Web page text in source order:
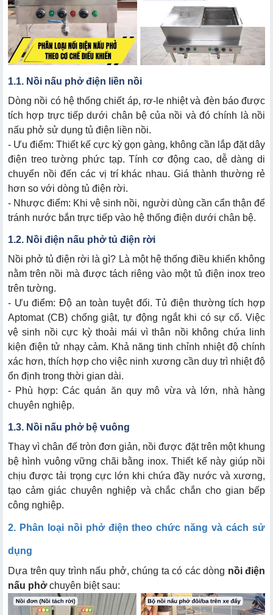
1.1. Nồi nấu phở điện liền nồi
Dòng nồi có hệ thống chiết áp, rơ-le nhiệt và đèn báo được
tích hợp trực tiếp dưới chân bệ của nồi và đó chính là nồi
nấu phở sử dụng tủ điện liền nồi.
- Ưu điểm: Thiết kế cực kỳ gọn gàng, không cần lắp đặt dây
điện treo tường phức tạp. Tính cơ động cao, dễ dàng di
chuyển nồi đến các vị trí khác nhau. Giá thành thường rẻ
hơn so với dòng tủ điện rời.
- Nhược điểm: Khi vệ sinh nồi, người dùng cần cẩn thận để
tránh nước bắn trực tiếp vào hệ thống điện dưới chân bệ.
1.2. Nồi điện nấu phở tủ điện rời
Nồi phở tủ điện rời là gì? Là một hệ thống điều khiển không
nằm trên nồi mà được tách riêng vào một tủ điện inox treo
trên tường.
- Ưu điểm: Độ an toàn tuyệt đối. Tủ điện thường tích hợp
Aptomat (CB) chống giật, tự động ngắt khi có sự cố. Việc
vệ sinh nồi cực kỳ thoải mái vì thân nồi không chứa linh
kiện điện tử nhạy cảm. Khả năng tinh chỉnh nhiệt độ chính
xác hơn, thích hợp cho việc ninh xương cần duy trì nhiệt độ
ổn định trong thời gian dài.
- Phù hợp: Các quán ăn quy mô vừa và lớn, nhà hàng
chuyên nghiệp.
1.3. Nồi nấu phở bệ vuông
Thay vì chân đế tròn đơn giản, nồi được đặt trên một khung
bệ hình vuông vững chãi bằng inox. Thiết kế này giúp nồi
chịu được tải trọng cực lớn khi chứa đầy nước và xương,
tạo cảm giác chuyên nghiệp và chắc chắn cho gian bếp
công nghiệp.
2. Phân loại nồi phở điện theo chức năng và cách sử
dụng
Dựa trên quy trình nấu phở, chúng ta có các dòng nồi điện
nấu phởchuyên biệt sau: